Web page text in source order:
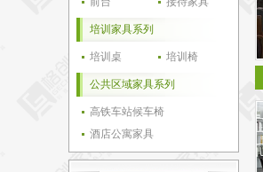
培训家具系列
培训桌 培训椅
公共区域家具系列
高铁车站候车椅
酒店公寓家具